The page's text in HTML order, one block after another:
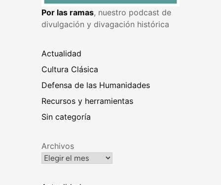
Por las ramas, nuestro podcast de
divulgación y divagación histórica
Actualidad
Cultura Clásica
Defensa de las Humanidades
Recursos y herramientas
Sin categoría
Archivos